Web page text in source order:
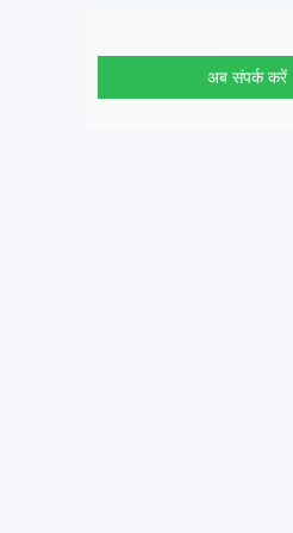
अब संपर्क करें